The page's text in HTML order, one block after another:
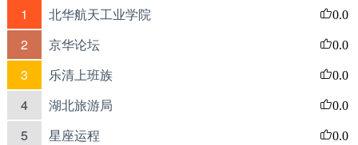
1 北华航天工业学院 0.0
2 京华论坛 0.0
3 乐清上班族 0.0
4 湖北旅游局 0.0
5 星座运程 0.0